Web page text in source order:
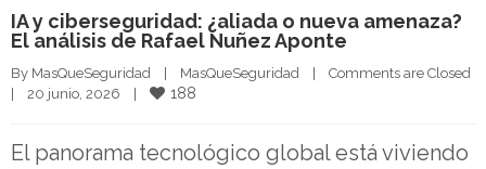
IA y ciberseguridad: ¿aliada o nueva amenaza?
El análisis de Rafael Nuñez Aponte
By MasQueSeguridad MasQueSeguridad
Comments are Closed
20 junio, 2026 188
El panorama tecnológico global está viviendo